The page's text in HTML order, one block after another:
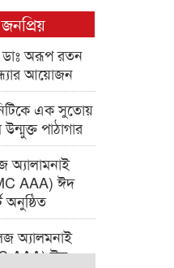
জনপ্রিয়
ডাঃ অরূপ রতন
আয়োজন
এক সুতোয়
পাঠাগার
অ্যালামনাই
AAA) ঈদ
অনুষ্ঠিত
অ্যালমনাই
AAA) ঈদ